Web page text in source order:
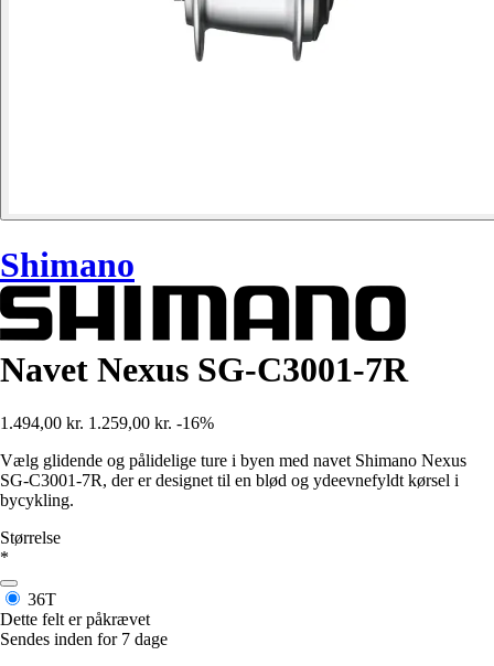
Shimano
Navet Nexus SG-C3001-7R
1.494,00 kr. 1.259,00 kr. -16%
Vælg glidende og pålidelige ture i byen med navet Shimano Nexus
SG-C3001-7R, der er designet til en blød og ydeevnefyldt kørsel i
bycykling.
Størrelse
*
36T
Dette felt er påkrævet
Sendes inden for 7 dage